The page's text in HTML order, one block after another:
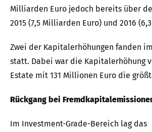
Milliarden Euro jedoch bereits über
2015 (7,5 Milliarden Euro) und 2016
Zwei der Kapitalerhöhungen fanden
statt. Dabei war die Kapitalerhöhung
Estate mit 131 Millionen Euro die
Rückgang bei
Im Investment-Grade-Bereich lag das